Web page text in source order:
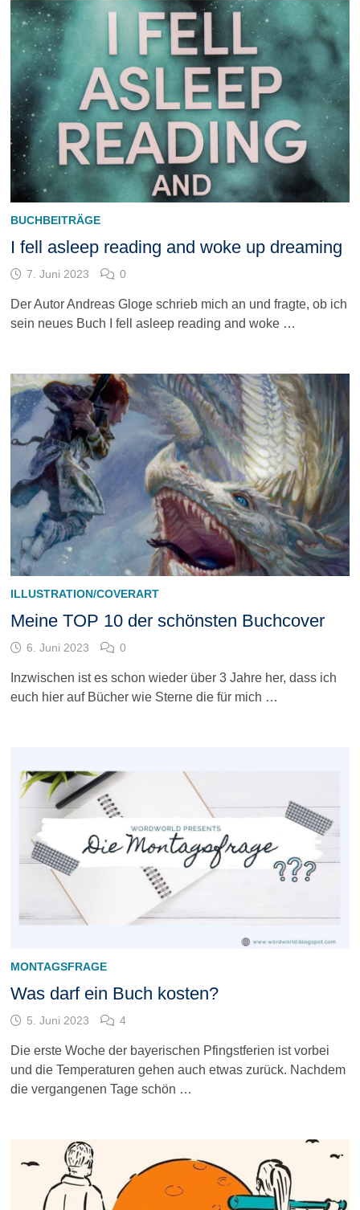
BUCHBEITRÄGE
I fell asleep reading and woke up dreaming
7. Juni 2023 0
Der Autor Andreas Gloge schrieb mich an und fragte, ob ich
sein neues Buch I fell asleep reading and woke …
ILLUSTRATION/COVERART
Meine TOP 10 der schönsten Buchcover
6. Juni 2023 0
Inzwischen ist es schon wieder über 3 Jahre her, dass ich
euch hier auf Bücher wie Sterne die für mich …
MONTAGSFRAGE
Was darf ein Buch kosten?
5. Juni 2023 4
Die erste Woche der bayerischen Pfingstferien ist vorbei
und die Temperaturen gehen auch etwas zurück. Nachdem
die vergangenen Tage schön …